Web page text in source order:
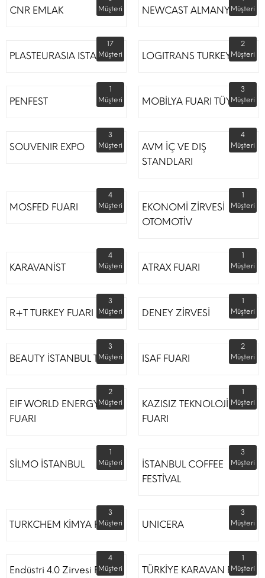
CNR EMLAK
Müşteri
NEWCAST ALMANYAMüşteri
PLASTEURASIA ISTANBUL
17
Müşteri
LOGITRANS TURKEY
2
Müşteri
PENFEST
1
Müşteri
MOBİLYA FUARI TÜYAP
3
Müşteri
SOUVENIR EXPO
3
Müşteri
AVM İÇ VE DIŞ
STANDLARI
4
Müşteri
MOSFED FUARI
4
Müşteri
EKONOMİ ZİRVESİ
OTOMOTİV
1
Müşteri
KARAVANİST
4
Müşteri
ATRAX FUARI
1
Müşteri
R+T TURKEY FUARI
3
Müşteri
DENEY ZİRVESİ
1
Müşteri
BEAUTY İSTANBUL TÜYAP
3
Müşteri
ISAF FUARI
2
Müşteri
EIF WORLD ENERGY
FUARI
2
Müşteri
KAZISIZ TEKNOLOJİLER
FUARI
1
Müşteri
SİLMO İSTANBUL
1
Müşteri
İSTANBUL COFFEE
FESTİVAL
3
Müşteri
TURKCHEM KİMYA FUARI
3
Müşteri
UNICERA
3
Müşteri
Endüstri 4.0 Zirvesi Fuarı
4
Müşteri
TÜRKİYE KARAVAN FUARI
1
Müşteri